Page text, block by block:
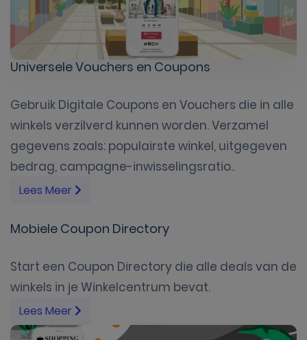
Universele Vouchers en Coupons
Gebruik Digitale Coupons en Vouchers die in alle
winkels verzilverd kunnen worden. Verzamel
gegevens zoals: populairste winkel, uitgegeven
bedrag, campagne-inwisselingsratio..
Lees Meer
Mobiele Coupon Directory
Start een Coupon Directory die alle deals van de
winkels in je Winkelcentrum bevat.
Lees Meer